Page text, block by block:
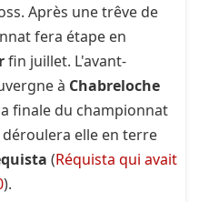
Après une trêve de
fera étape en
fin juillet. L'avant-
à Chabreloche
finale du championnat
déroulera elle en terre
(Réquista qui avait
).